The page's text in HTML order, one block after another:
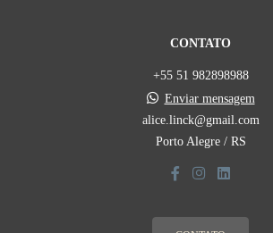
CONTATO
+55 51 982898988
Enviar mensagem
alice.linck@gmail.com
Porto Alegre / RS